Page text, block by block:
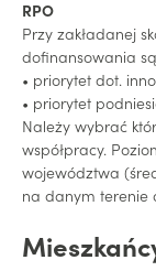
RPO
Przy zakładanej
dofinansowania
• priorytet dot.
• priorytet
Należy wybrać
współpracy.
województwa
na danym terenie